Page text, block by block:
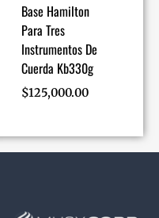
Base Hamilton
Para Tres
Instrumentos De
Cuerda Kb330g
$125,000.00